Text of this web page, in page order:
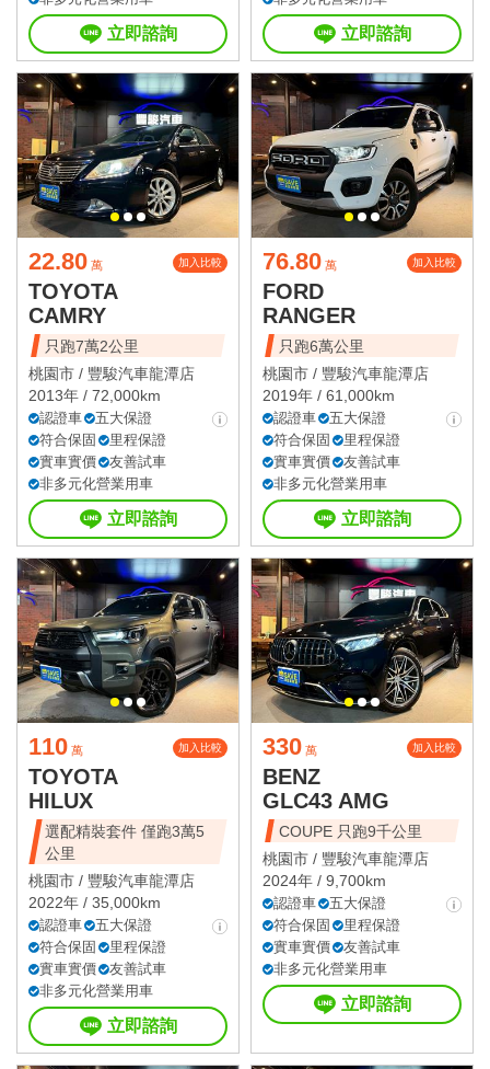
立即諮詢 立即諮詢
22.80 萬 加入比較
TOYOTA
CAMRY
只跑7萬2公里
桃園市 / 豐駿汽車龍潭店
2013年 / 72,000km
認證車
五大保證
符合保固
里程保證
實車實價
友善試車
非多元化營業用車
立即諮詢
76.80 萬 加入比較
FORD
RANGER
只跑6萬公里
桃園市 / 豐駿汽車龍潭店
2019年 / 61,000km
認證車
五大保證
符合保固
里程保證
實車實價
友善試車
非多元化營業用車
立即諮詢
110 萬 加入比較
TOYOTA
HILUX
選配精裝套件 僅跑3萬5
公里
桃園市 / 豐駿汽車龍潭店
2022年 / 35,000km
認證車
五大保證
符合保固
里程保證
實車實價
友善試車
非多元化營業用車
立即諮詢
330 萬 加入比較
BENZ
GLC43 AMG
COUPE 只跑9千公里
桃園市 / 豐駿汽車龍潭店
2024年 / 9,700km
認證車
五大保證
符合保固
里程保證
實車實價
友善試車
非多元化營業用車
立即諮詢